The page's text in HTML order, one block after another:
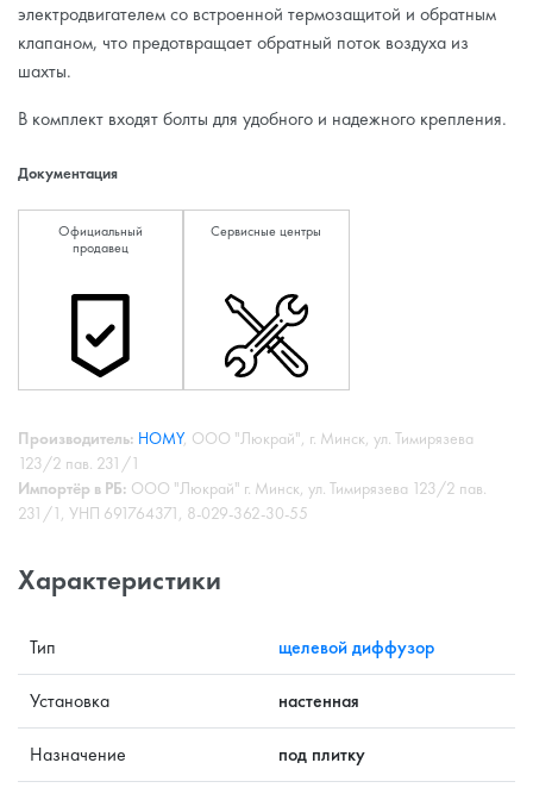
электродвигателем со встроенной термозащитой и обратным
клапаном, что предотвращает обратный поток воздуха из
шахты.
В комплект входят болты для удобного и надежного крепления.
Документация
Официальный
продавец
Сервисные центры
Производитель: HOMY, ООО "Люкрай", г. Минск, ул. Тимирязева
123/2 пав. 231/1
Импортёр в РБ: ООО "Люкрай" г. Минск, ул. Тимирязева 123/2 пав.
231/1, УНП 691764371, 8-029-362-30-55
Характеристики
Тип щелевой диффузор
Установка настенная
Назначение под плитку